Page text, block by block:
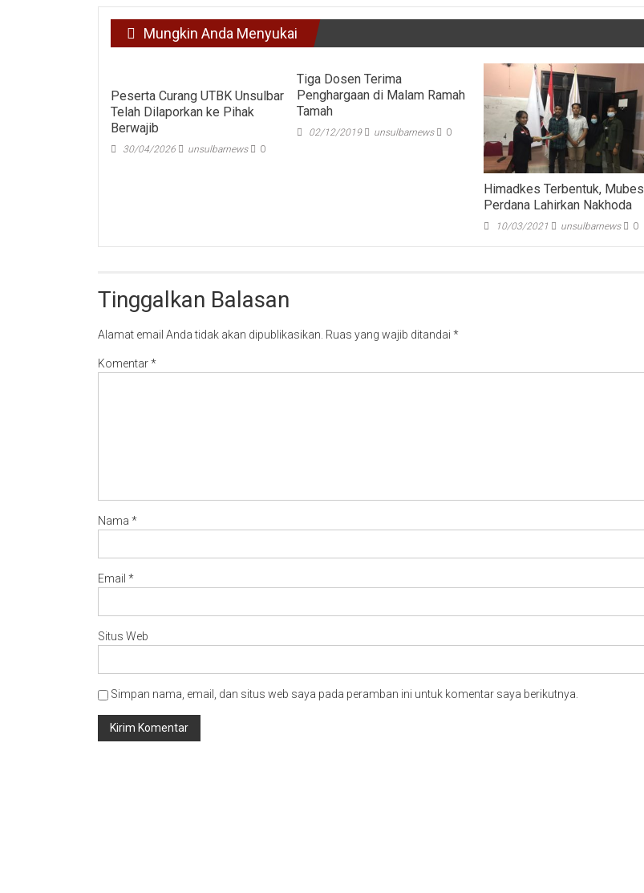
Mungkin Anda Menyukai
Peserta Curang UTBK Unsulbar
Telah Dilaporkan ke Pihak
Berwajib
30/04/2026 unsulbarnews 0
Tiga Dosen Terima
Penghargaan di Malam Ramah
Tamah
02/12/2019 unsulbarnews 0
Himadkes Terbentuk, Mubes
Perdana Lahirkan Nakhoda
10/03/2021 unsulbarnews 0
Tinggalkan Balasan
Alamat email Anda tidak akan dipublikasikan. Ruas yang wajib ditandai *
Komentar*
Nama *
Email *
Situs Web
Simpan nama, email, dan situs web saya pada peramban ini untuk komentar saya berikutnya.